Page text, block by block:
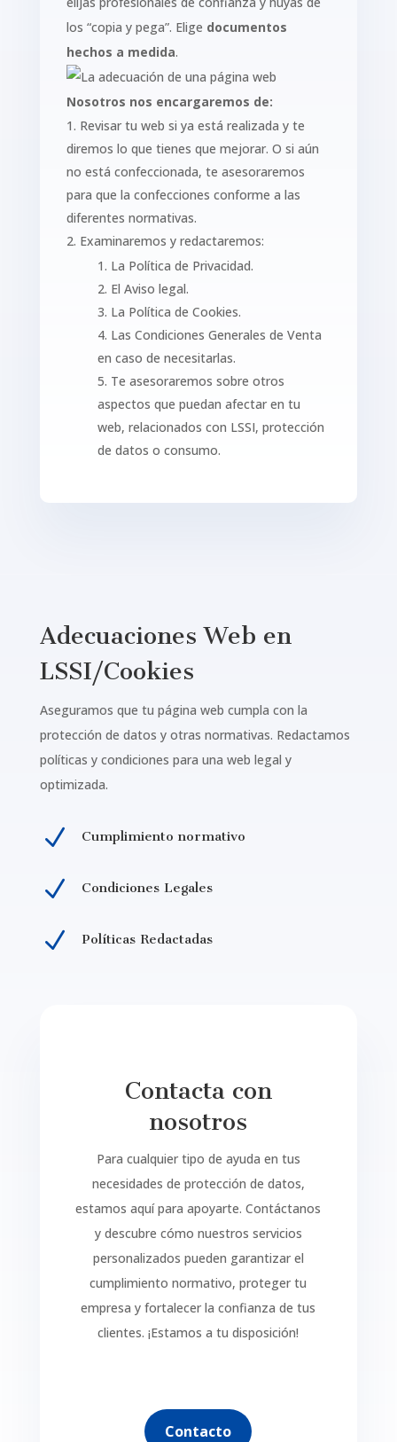
los “copia y pega”. Elige documentos
hechos a medida.
Nosotros nos encargaremos de:
Revisar tu web si ya está realizada y te
diremos lo que tienes que mejorar. O si aún
no está confeccionada, te asesoraremos
para que la confecciones conforme a las
diferentes normativas.
Examinaremos y redactaremos:
La Política de Privacidad.
El Aviso legal.
La Política de Cookies.
Las Condiciones Generales de Venta
en caso de necesitarlas.
Te asesoraremos sobre otros
aspectos que puedan afectar en tu
web, relacionados con LSSI, protección
de datos o consumo.
Adecuaciones Web en
LSSI/Cookies
Aseguramos que tu página web cumpla con la
protección de datos y otras normativas. Redactamos
políticas y condiciones para una web legal y
optimizada.
N Cumplimiento normativo
N Condiciones Legales
N Políticas Redactadas
Contacta con
nosotros
Para cualquier tipo de ayuda en tus
necesidades de protección de datos,
estamos aquí para apoyarte. Contáctanos
y descubre cómo nuestros servicios
personalizados pueden garantizar el
cumplimiento normativo, proteger tu
empresa y fortalecer la confianza de tus
clientes. ¡Estamos a tu disposición!
Contacto